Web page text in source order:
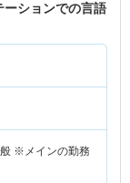
ーションでの言語
務